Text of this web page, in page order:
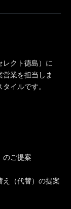
レクト徳島）に
業を担当しま
イルです。
のご提案
え（代替）の提案